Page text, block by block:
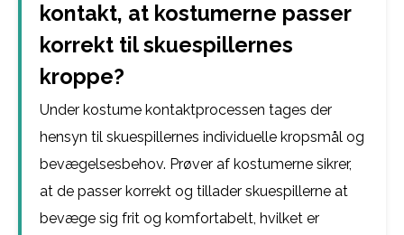
kontakt, at kostumerne passer
korrekt til skuespillernes
kroppe?
Under kostume kontaktprocessen tages der
hensyn til skuespillernes individuelle kropsmål og
bevægelsesbehov. Prøver af kostumerne sikrer,
at de passer korrekt og tillader skuespillerne at
bevæge sig frit og komfortabelt, hvilket er